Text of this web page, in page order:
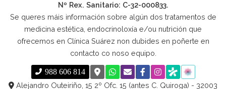
Nº Rex. Sanitario: C-32-000833.
Se queres máis información sobre algún dos tratamentos de
medicina estética, endocrinoloxía e/ou nutrición que
ofrecemos en Clínica Suárez non dubides en poñerte en
contacto co noso equipo.
988 606 814
Alejandro Outeiriño, 15 2º Ofc. 15 (antes C. Quiroga) - 32003